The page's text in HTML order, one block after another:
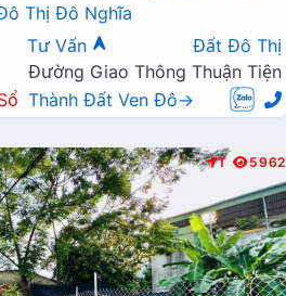
Thị Đô Nghĩa
Tư Vấn
Đất Đô Thị
Đường Giao Thông Thuận Tiện
Thành Đất Ven Đô→
T 5962